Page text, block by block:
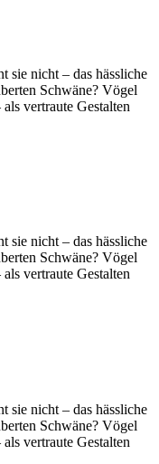
sie nicht – das hässliche
Schwäne? Vögel
vertraute Gestalten
sie nicht – das hässliche
Schwäne? Vögel
vertraute Gestalten
sie nicht – das hässliche
Schwäne? Vögel
vertraute Gestalten